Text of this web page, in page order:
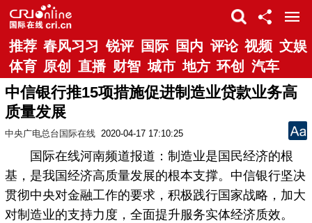
推荐 春风习习 锐评 国际 国内 评论 视频 文娱
体育 原创 直播 财智 城市 地方 环创 汽车
中信银行推15项措施促进制造业贷款业务高
质量发展
中央广电总台国际在线 2020-04-17 17:10:25
国际在线河南频道报道：制造业是国民经济的根
基，是我国经济高质量发展的根本支撑。中信银行坚决
贯彻中央对金融工作的要求，积极践行国家战略，加大
对制造业的支持力度，全面提升服务实体经济质效。